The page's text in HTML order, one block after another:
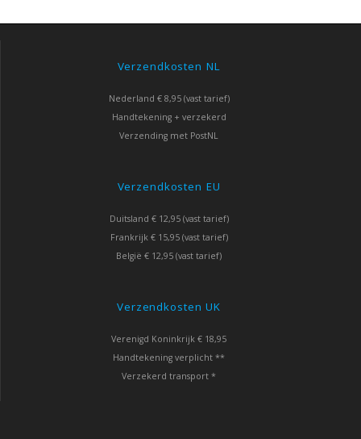
Verzendkosten NL
Nederland € 8,95 (vast tarief)
Handtekening + verzekerd
Verzending met PostNL
Verzendkosten EU
Duitsland € 12,95 (vast tarief)
Frankrijk € 15,95 (vast tarief)
België € 12,95 (vast tarief)
Verzendkosten UK
Verenigd Koninkrijk € 18,95
Handtekening verplicht **
Verzekerd transport *